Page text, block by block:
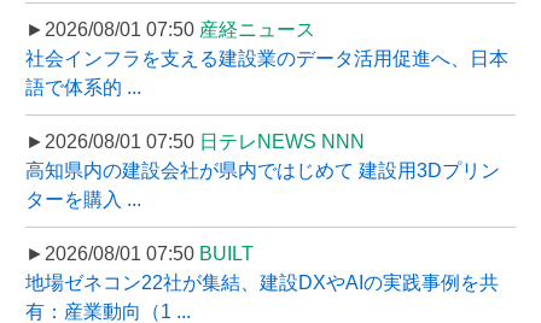
►2026/08/01 07:50 産経ニュース
社会インフラを支える建設業のデータ活用促進へ、日本
語で体系的 ...
►2026/08/01 07:50 日テレNEWS NNN
高知県内の建設会社が県内ではじめて 建設用3Dプリン
ターを購入 ...
►2026/08/01 07:50 BUILT
地場ゼネコン22社が集結、建設DXやAIの実践事例を共
有：産業動向（1 ...